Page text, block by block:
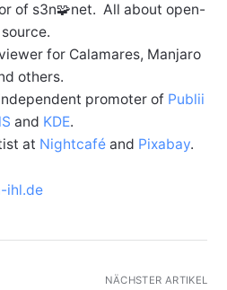
of s3n🧩net. All about open-
source.
for Calamares, Manjaro
others.
promoter of Publii
and KDE.
at Nightcaféand Pixabay.
ihl.de
NÄCHSTER ARTIKEL